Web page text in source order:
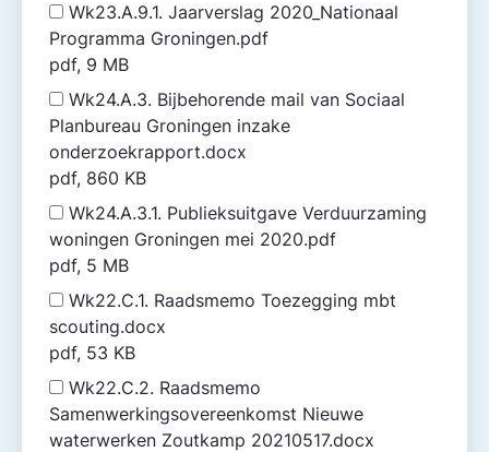
Wk23.A.9.1. Jaarverslag 2020_Nationaal
Programma Groningen.pdf
pdf, 9 MB
Wk24.A.3. Bijbehorende mail van Sociaal
Planbureau Groningen inzake
onderzoekrapport.docx
pdf, 860 KB
Wk24.A.3.1. Publieksuitgave Verduurzaming
woningen Groningen mei 2020.pdf
pdf, 5 MB
Wk22.C.1. Raadsmemo Toezegging mbt
scouting.docx
pdf, 53 KB
Wk22.C.2. Raadsmemo
Samenwerkingsovereenkomst Nieuwe
waterwerken Zoutkamp 20210517.docx